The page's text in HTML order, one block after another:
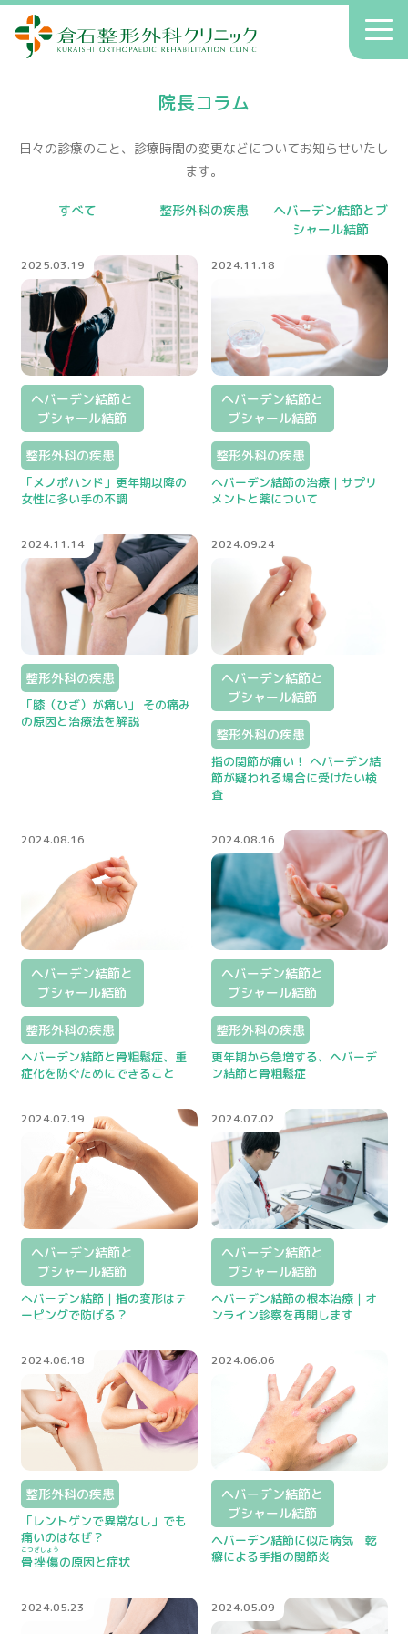
倉石整形外科クリニック
症状別療法
院長コラム
お知らせ
へバーデン結節 患者さんの声
骨密度検査
プライバシーポリシー
マイナンバー保険証利用について
院長コラム
日々の診療のこと、診療時間の変更などについてお知らせいたし
ます。
すべて 整形外科の疾患
ヘバーデン結節とブ
シャール結節
2025.03.19
ヘバーデン結節と
ブシャール結節
整形外科の疾患
「メノポハンド」更年期以降の
女性に多い手の不調
2024.11.18
ヘバーデン結節と
ブシャール結節
整形外科の疾患
ヘバーデン結節の治療｜サプリ
メントと薬について
2024.11.14
整形外科の疾患
「膝（ひざ）が痛い」 その痛み
の原因と治療法を解説
2024.09.24
ヘバーデン結節と
ブシャール結節
整形外科の疾患
指の関節が痛い！ ヘバーデン結
節が疑われる場合に受けたい検
査
2024.08.16
ヘバーデン結節と
ブシャール結節
整形外科の疾患
ヘバーデン結節と骨粗鬆症、重
症化を防ぐためにできること
2024.08.16
ヘバーデン結節と
ブシャール結節
整形外科の疾患
更年期から急増する、ヘバーデ
ン結節と骨粗鬆症
2024.07.19
ヘバーデン結節と
ブシャール結節
ヘバーデン結節｜指の変形はテ
ーピングで防げる？
2024.07.02
ヘバーデン結節と
ブシャール結節
ヘバーデン結節の根本治療｜オ
ンライン診察を再開します
2024.06.18
整形外科の疾患
「レントゲンで異常なし」でも
痛いのはなぜ？
骨挫傷
こつざしょう
の原因と症状
2024.06.06
ヘバーデン結節と
ブシャール結節
ヘバーデン結節に似た病気 乾
癬による手指の関節炎
2024.05.23 2024.05.09